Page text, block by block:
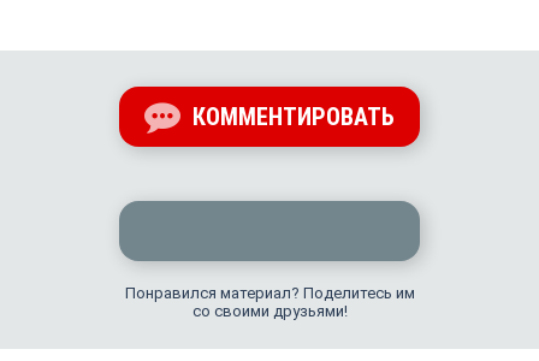
КОММЕНТИРОВАТЬ
Понравился материал? Поделитесь им
со своими друзьями!